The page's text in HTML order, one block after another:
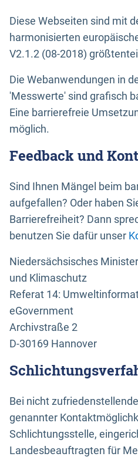
Diese Webseiten sind mit
harmonisierten
V2.1.2 (08-2018)
Die Webanwendungen in
'Messwerte' sind grafisch
Eine barrierefreie
möglich.
Feedback und
Sind Ihnen Mängel beim
aufgefallen? Oder haben
Barrierefreiheit? Dann
benutzen Sie dafür unser
Niedersächsisches
und Klimaschutz
Referat 14:
eGovernment
Archivstraße 2
D-30169 Hannover
Bei nicht
genannter
Schlichtungsstelle,
Landesbeauftragten für